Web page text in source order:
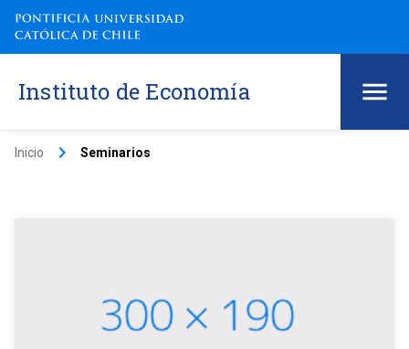
Instituto de Economía
Inicio keyboard_arrow_right Seminarios